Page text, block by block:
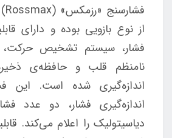
از نوع بازویی بوده و دارای
فشار، سیستم تشخیص حرکت،
اندازه‌گیری شده است. این
اندازه‌گیری فشار، دو عدد
دیاسیتولیک را اعلام می‌کند.